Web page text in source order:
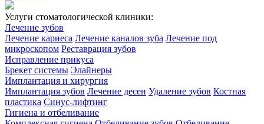
Услуги стоматологической клиники:
Лечение зубов
Лечение кариеса Лечение каналов зуба Лечение под
микроскопом Реставрация зубов
Исправление прикуса
Брекет системы Элайнеры
Имплантация и хирургия
Имплантация зубов Лечение десен Удаление зубов Костная
пластика Синус-лифтинг
Гигиена и отбеливание